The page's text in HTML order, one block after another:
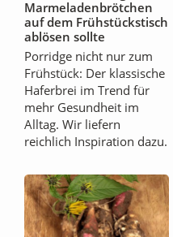
Marmeladenbrötchen
auf dem Frühstückstisch
ablösen sollte
Porridge nicht nur zum
Frühstück: Der klassische
Haferbrei im Trend für
mehr Gesundheit im
Alltag. Wir liefern
reichlich Inspiration dazu.